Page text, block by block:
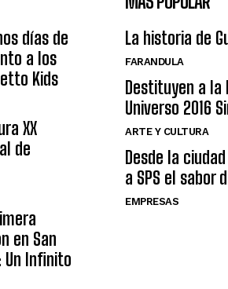
días de
a los
Kids
XX
de
en San
Un Infinito
La historia de
FARANDULA
Destituyen a la
Universo 2016
ARTE Y CULTURA
Desde la
a SPS el sabor
EMPRESAS